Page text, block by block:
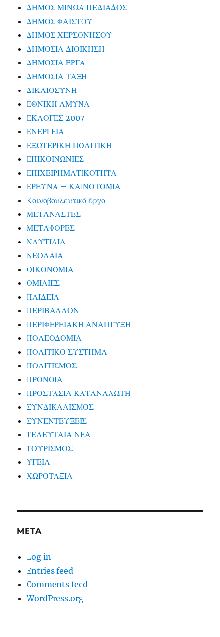
ΔΗΜΟΣ ΜΙΝΩΑ ΠΕΔΙΑΔΟΣ
ΔΗΜΟΣ ΦΑΙΣΤΟΥ
ΔΗΜΟΣ ΧΕΡΣΟΝΗΣΟΥ
ΔΗΜΟΣΙΑ ΔΙΟΙΚΗΣΗ
ΔΗΜΟΣΙΑ ΕΡΓΑ
ΔΗΜΟΣΙΑ ΤΑΞΗ
ΔΙΚΑΙΟΣΥΝΗ
ΕΘΝΙΚΗ ΑΜΥΝΑ
ΕΚΛΟΓΕΣ 2007
ΕΝΕΡΓΕΙΑ
ΕΞΩΤΕΡΙΚΗ ΠΟΛΙΤΙΚΗ
ΕΠΙΚΟΙΝΩΝΙΕΣ
ΕΠΙΧΕΙΡΗΜΑΤΙΚΟΤΗΤΑ
ΕΡΕΥΝΑ – ΚΑΙΝΟΤΟΜΙΑ
Κοινοβουλευτικό έργο
ΜΕΤΑΝΑΣΤΕΣ
ΜΕΤΑΦΟΡΕΣ
ΝΑΥΤΙΛΙΑ
ΝΕΟΛΑΙΑ
ΟΙΚΟΝΟΜΙΑ
ΟΜΙΛΙΕΣ
ΠΑΙΔΕΙΑ
ΠΕΡΙΒΑΛΛΟΝ
ΠΕΡΙΦΕΡΕΙΑΚΗ ΑΝΑΠΤΥΞΗ
ΠΟΛΕΟΔΟΜΙΑ
ΠΟΛΙΤΙΚΟ ΣΥΣΤΗΜΑ
ΠΟΛΙΤΙΣΜΟΣ
ΠΡΟΝΟΙΑ
ΠΡΟΣΤΑΣΙΑ ΚΑΤΑΝΑΛΩΤΗ
ΣΥΝΔΙΚΑΛΙΣΜΟΣ
ΣΥΝΕΝΤΕΥΞΕΙΣ
ΤΕΛΕΥΤΑΙΑ ΝΕΑ
ΤΟΥΡΙΣΜΟΣ
ΥΓΕΙΑ
ΧΩΡΟΤΑΞΙΑ
META
Log in
Entries feed
Comments feed
WordPress.org